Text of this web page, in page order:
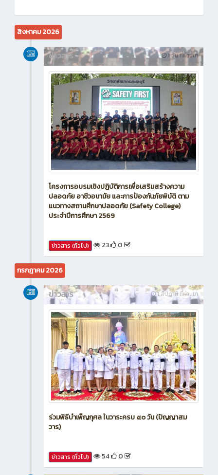
สิงหาคม 2026
1 วัน ที่ผ่านมา
ข่าวสาร
โครงการอบรมเชิงปฏิบัติการเพื่อเสริมสร้างความ
ปลอดภัย อาชีวอนามัย และการป้องกันภัยพิบัติ ตาม
แนวทางสถานศึกษาปลอดภัย (Safety College)
ประจำปีการศึกษา 2569
ข่าวสาร (ทั่วไป) 23 0
กรกฎาคม 2026
1 สัปดาห์ ที่ผ่านมา
ข่าวสาร
ร่วมพิธีบำเพ็ญกุศล ในวาระครบ ๕๐ วัน (ปัญญาสม
วาร)
ข่าวสาร (ทั่วไป) 54 0